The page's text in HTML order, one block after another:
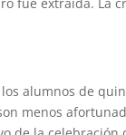
alumnos de
menos